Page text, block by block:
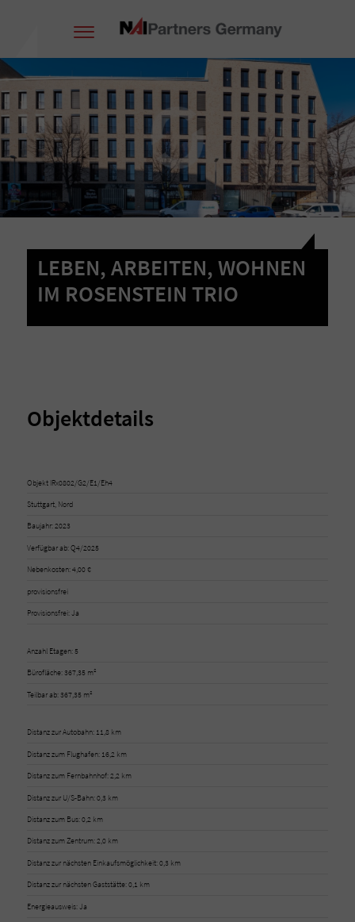
LEBEN, ARBEITEN, WOHNEN
IM ROSENSTEIN TRIO
Objektdetails
Objekt IRx0802/G2/E1/Eh4
Stuttgart, Nord
Baujahr: 2023
Verfügbar ab: Q4/2025
Nebenkosten: 4,00 €
provisionsfrei
Provisionsfrei: Ja
Anzahl Etagen: 5
Bürofläche: 367,35 m²
Teilbar ab: 367,35 m²
Distanz zur Autobahn: 11,8 km
Distanz zum Flughafen: 16,2 km
Distanz zum Fernbahnhof: 2,2 km
Distanz zur U/S-Bahn: 0,3 km
Distanz zum Bus: 0,2 km
Distanz zum Zentrum: 2,0 km
Distanz zur nächsten Einkaufsmöglichkeit: 0,3 km
Distanz zur nächsten Gaststätte: 0,1 km
Energieausweis: Ja